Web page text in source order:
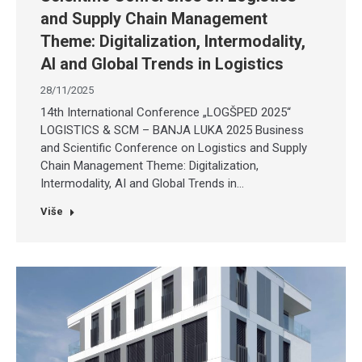
and Supply Chain Management
Theme: Digitalization, Intermodality,
AI and Global Trends in Logistics
28/11/2025
14th International Conference „LOGŠPED 2025“
LOGISTICS & SCM – BANJA LUKA 2025 Business
and Scientific Conference on Logistics and Supply
Chain Management Theme: Digitalization,
Intermodality, AI and Global Trends in…
Više